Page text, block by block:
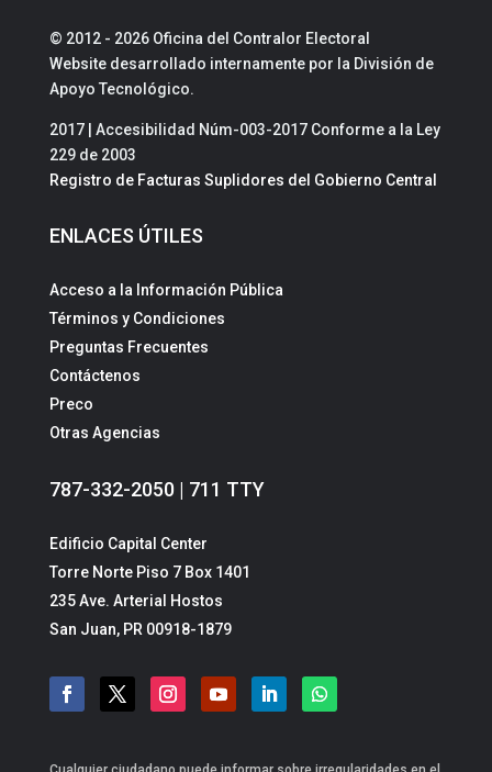
© 2012 - 2026 Oficina del Contralor Electoral
Website desarrollado internamente por la División de
Apoyo Tecnológico.
2017 | Accesibilidad Núm-003-2017 Conforme a la Ley
229 de 2003
Registro de Facturas Suplidores del Gobierno Central
ENLACES ÚTILES
Acceso a la Información Pública
Términos y Condiciones
Preguntas Frecuentes
Contáctenos
Preco
Otras Agencias
787-332-2050 | 711 TTY
Edificio Capital Center
Torre Norte Piso 7 Box 1401
235 Ave. Arterial Hostos
San Juan, PR 00918-1879